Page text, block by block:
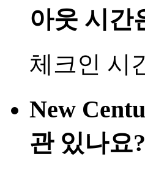
아웃 시간
체크인 시
New
관 있나요?